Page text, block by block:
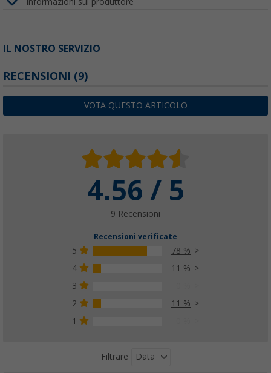
IL NOSTRO SERVIZIO
RECENSIONI (9)
VOTA QUESTO ARTICOLO
4.56 / 5
9 Recensioni
Recensioni verificate
5
78 %
4
11 %
3
2
11 %
1
Filtrare Data